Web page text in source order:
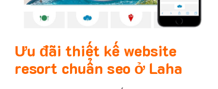
Ưu đãi thiết kế website
resort chuẩn seo ở Laha